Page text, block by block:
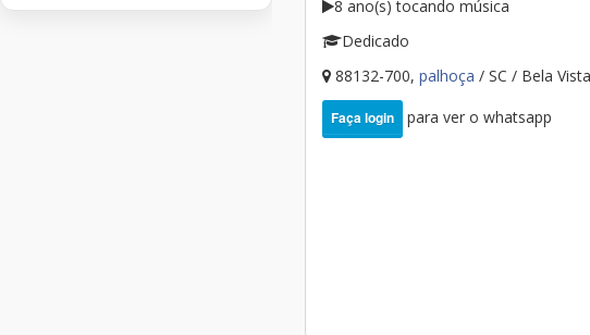
8 ano(s) tocando música
Dedicado
88132-700, palhoça / SC / Bela Vista
Faça login para ver o whatsapp